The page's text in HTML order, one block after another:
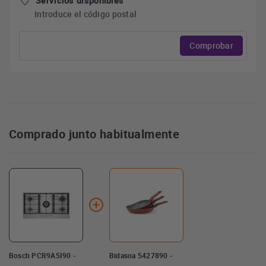
Introduce el código postal
Comprobar
Comprado junto habitualmente
Bosch PCR9A5I90 -
Bidasoa 5427890 -